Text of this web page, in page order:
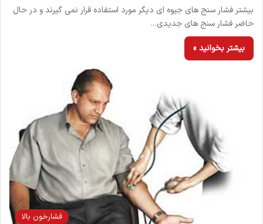
بیشتر فشار سنج های جیوه ای دیگر مورد استفاده قرار نمی گیرند و در حال
حاضر فشار سنج های جدیدی…
بیشتر بخوانید »
فشارخون بالا